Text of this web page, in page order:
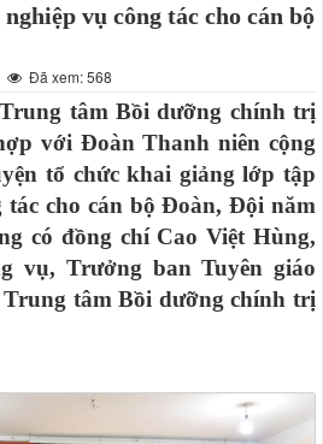
vụ công tác cho cán bộ
Đã xem: 568
Trung tâm Bồi dưỡng chính trị
với Đoàn Thanh niên cộng
tổ chức khai giảng lớp tập
tác cho cán bộ Đoàn, Đội năm
có đồng chí Cao Việt Hùng,
vụ, Trưởng ban Tuyên giáo
tâm Bồi dưỡng chính trị